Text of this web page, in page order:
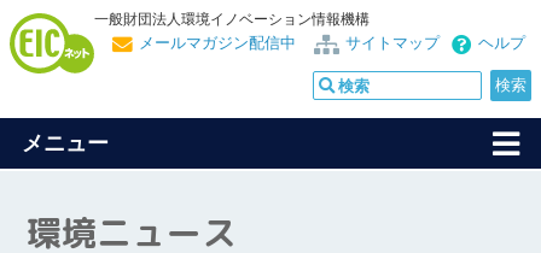
一般財団法人環境イノベーション情報機構
ヘルプ
サイトマップ
メールマガジン配信中
メニュー
環境ニュース